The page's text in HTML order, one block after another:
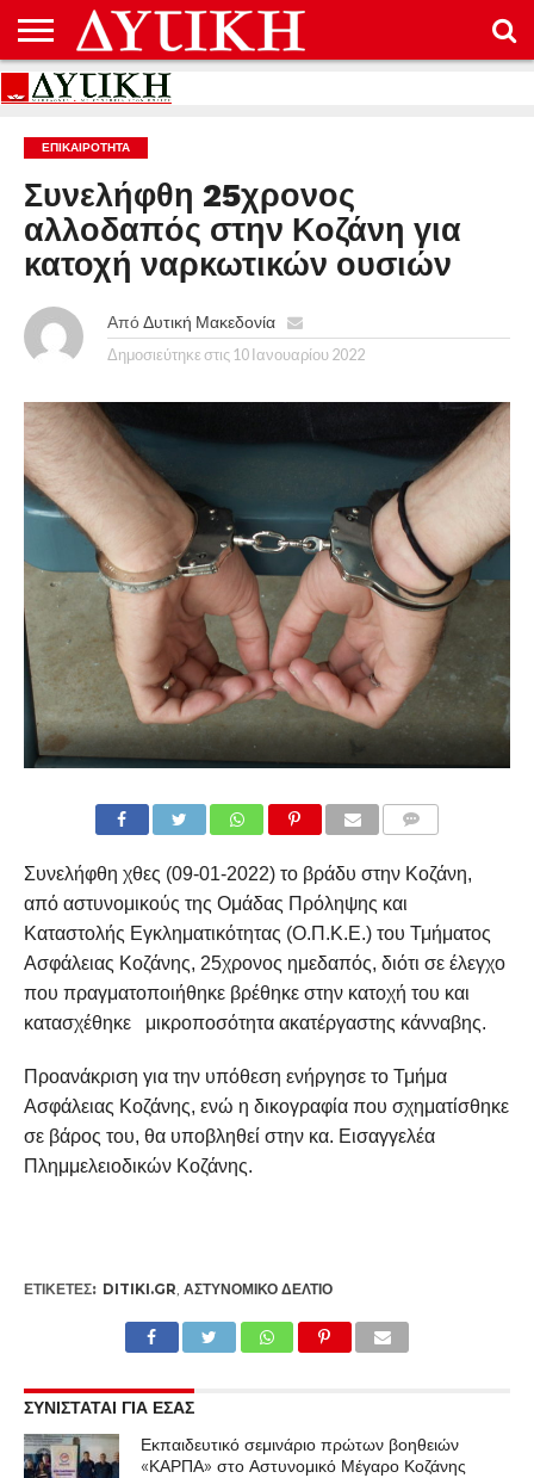
ΑΡΧΙΚΉ
ΕΠΙΚΟΙΝΩΝΊΑ
ΌΡΟΙ
ΠΡΟΣΤΑΣΊΑ
ΔΕΔΟΜΈΝΩΝ
ΕΠΙΚΑΙΡΟΤΗΤΑ
Συνελήφθη 25χρονος
αλλοδαπός στην Κοζάνη για
κατοχή ναρκωτικών ουσιών
Από Δυτική Μακεδονία
Δημοσιεύτηκε στις 10 Ιανουαρίου 2022
Συνελήφθη χθες (09-01-2022) το βράδυ στην Κοζάνη,
από αστυνομικούς της Ομάδας Πρόληψης και
Καταστολής Εγκληματικότητας (Ο.Π.Κ.Ε.) του Τμήματος
Ασφάλειας Κοζάνης, 25χρονος ημεδαπός, διότι σε έλεγχο
που πραγματοποιήθηκε βρέθηκε στην κατοχή του και
κατασχέθηκε μικροποσότητα ακατέργαστης κάνναβης.
Προανάκριση για την υπόθεση ενήργησε το Τμήμα
Ασφάλειας Κοζάνης, ενώ η δικογραφία που σχηματίσθηκε
σε βάρος του, θα υποβληθεί στην κα. Εισαγγελέα
Πλημμελειοδικών Κοζάνης.
ΕΤΙΚΕΤΕΣ: DITIKI.GR ΑΣΤΥΝΟΜΙΚΌ ΔΕΛΤΊΟ
ΣΥΝΙΣΤΑΤΑΙ ΓΙΑ ΕΣΑΣ
Εκπαιδευτικό σεμινάριο πρώτων βοηθειών
«ΚΑΡΠΑ» στο Αστυνομικό Μέγαρο Κοζάνης